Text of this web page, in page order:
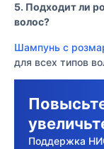
5. Подходит ли
волос?
Шампунь с
для всех типов
Поддержка